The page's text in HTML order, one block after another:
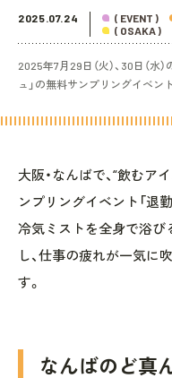
2025.07.24 ( EVENT )
( OSAKA )
2025年7月29日（火）、30日（水
ュ」の無料サンプリングイベン
大阪・なんばで、“飲むア
ンプリングイベント「退
冷気ミストを全身で浴び
し、仕事の疲れが一気に
す。
なんばのど真